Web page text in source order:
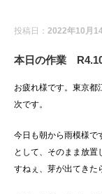
投稿日： 2022年10月
本日の作業
お疲れ様です。東京都
次です。
今日も朝から雨模様で
として、そのまま放
すねぇ、芽が出てきた